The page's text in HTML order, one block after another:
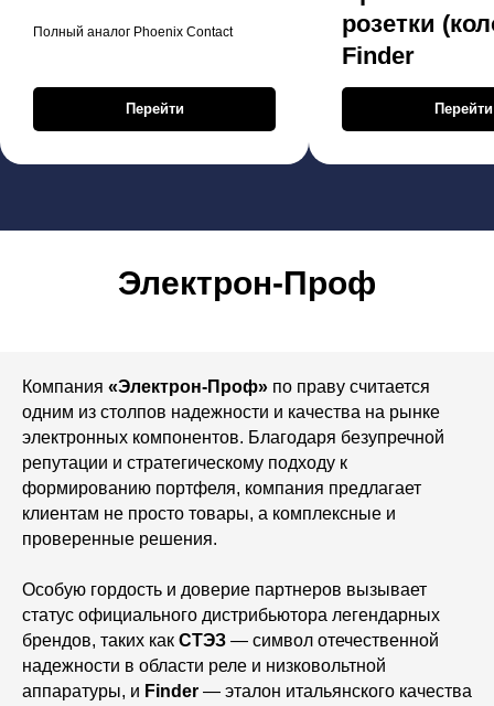
Полный аналог Phoenix Contact
Перейти
розетки
Finder
Перейти
Электрон-Проф
Компания «Электрон-Проф» по праву считается
одним из столпов надежности и качества на рынке
электронных компонентов. Благодаря безупречной
репутации и стратегическому подходу к
формированию портфеля, компания предлагает
клиентам не просто товары, а комплексные и
проверенные решения.
Особую гордость и доверие партнеров вызывает
статус официального дистрибьютора легендарных
брендов, таких как СТЭЗ — символ отечественной
надежности в области реле и низковольтной
аппаратуры, и Finder — эталон итальянского качества